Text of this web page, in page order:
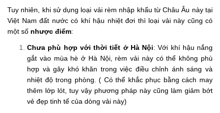
Tuy nhiên, khi sử dụng loại vải rèm nhập khẩu từ Châu Âu này tại
Việt Nam đất nước có khí hậu nhiệt đơi thì loại vải này cũng có
một số nhược điểm:
Chưa phù hợp với thời tiết ở Hà Nội: Với khí hậu nắng
gắt vào mùa hè ở Hà Nội, rèm vải này có thể không phù
hợp và gây khó khăn trong việc điều chỉnh ánh sáng và
nhiệt độ trong phòng. ( Có thể khắc phục bằng cách may
thêm lớp lót, tuy vậy phương pháp này cũng làm giảm bớt
vẻ đẹp tinh tế của dòng vải này)